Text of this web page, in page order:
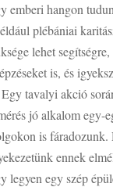
hangon
plébániai
lehet
is, és
tavalyi akció
jó alkalom egy-
is
ennek
egy szép